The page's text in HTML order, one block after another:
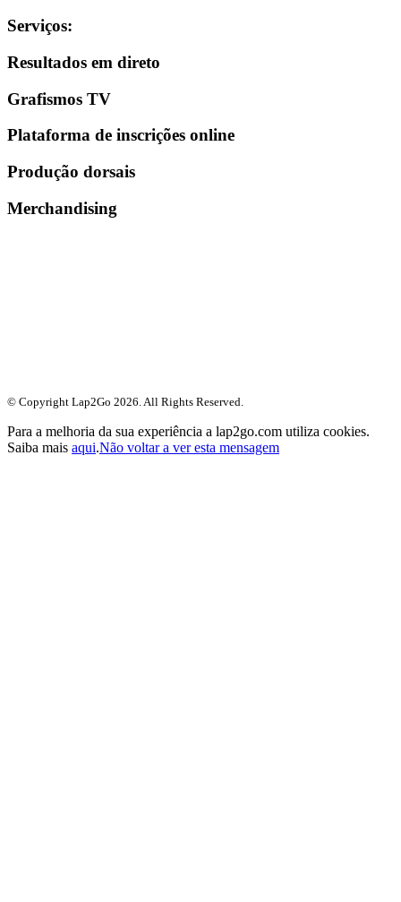
Serviços:
Resultados em direto
Grafismos TV
Plataforma de inscrições online
Produção dorsais
Merchandising
© Copyright Lap2Go 2026 . All Rights Reserved.
Para a melhoria da sua experiência a lap2go.com utiliza cookies.
Saiba mais aqui.Não voltar a ver esta mensagem